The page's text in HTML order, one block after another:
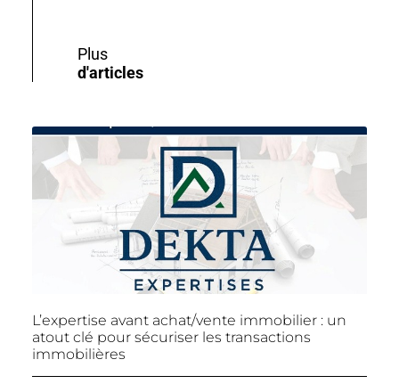
Plus
d'articles
L’expertise avant achat/vente immobilier : un
atout clé pour sécuriser les transactions
immobilières